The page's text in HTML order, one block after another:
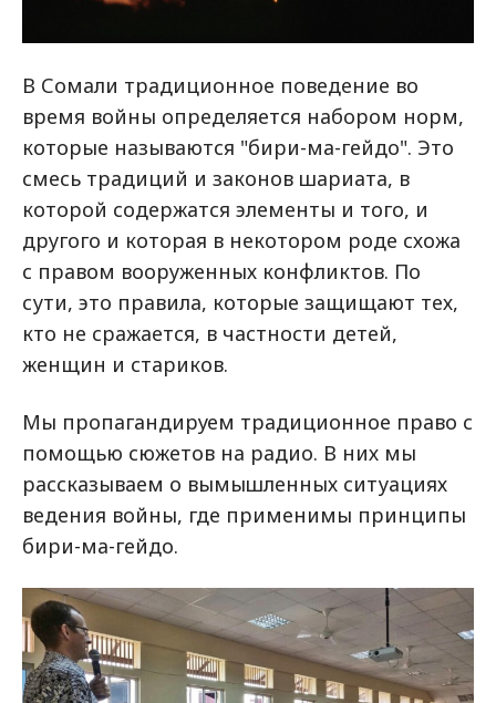
В Сомали традиционное поведение во
время войны определяется набором норм,
которые называются "бири-ма-гейдо". Это
смесь традиций и законов шариата, в
которой содержатся элементы и того, и
другого и которая в некотором роде схожа
с правом вооруженных конфликтов. По
сути, это правила, которые защищают тех,
кто не сражается, в частности детей,
женщин и стариков.
Мы пропагандируем традиционное право с
помощью сюжетов на радио. В них мы
рассказываем о вымышленных ситуациях
ведения войны, где применимы принципы
бири-ма-гейдо.